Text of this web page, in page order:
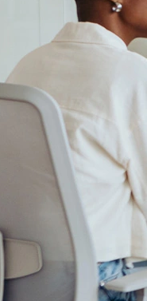
Ética
Financeira
Política de Privacidade
Soluções de Pagamentos